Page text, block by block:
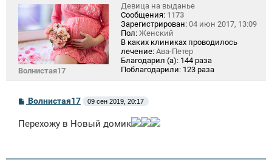
Волнистая17
Девица на выданье
Сообщения: 1173
Зарегистрирован: 04 июн 2017, 13:09
Пол: Женский
В каких клиниках проводилось
лечение: Ава-Петер
Благодарил (а): 144 раза
Поблагодарили: 123 раза
С
б
и
Волнистая17 09 сен 2019, 20:17
Перехожу в Новый домик